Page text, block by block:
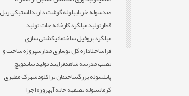
صدسوله خرپاییلوله گوشت دارپدلاستیکی ریل
قطارتولید میلگردکارخانه جات تولید
میلگردپروفیل ساختمانیکشتی سازی
فراساحلاداره کل نوسازی مدارسپروژه ساخت و
نصب مدرسه شاهدفرایند تولید ساندویچ
پانلسوله بزرگساختمان تراکلودشهرک مطهری
کرمانسوله تصفیه خانه آبپروژه اجرا